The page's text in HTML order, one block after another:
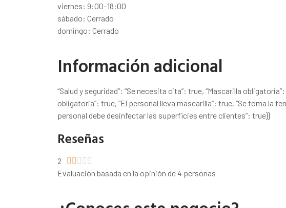
viernes: 9:00–18:00
sábado: Cerrado
domingo: Cerrado
Información adicional
“Salud y seguridad”: “Se necesita cita”: true, “Mascarilla
obligatoria”: true, “El personal lleva mascarilla”: true, “Se toma la
personal debe desinfectar las superficies entre clientes”: true}}
Reseñas
2     
Evaluación basada en la opinión de 4 personas